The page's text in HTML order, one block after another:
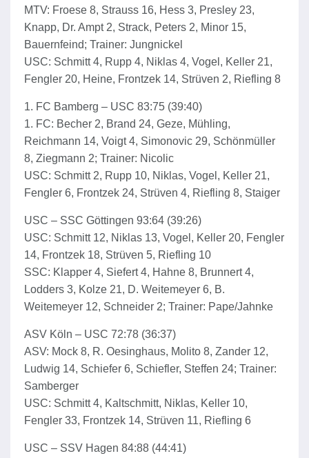
MTV: Froese 8, Strauss 16, Hess 3, Presley 23,
Knapp, Dr. Ampt 2, Strack, Peters 2, Minor 15,
Bauernfeind; Trainer: Jungnickel
USC: Schmitt 4, Rupp 4, Niklas 4, Vogel, Keller 21,
Fengler 20, Heine, Frontzek 14, Strüven 2, Riefling 8
1. FC Bamberg – USC 83:75 (39:40)
1. FC: Becher 2, Brand 24, Geze, Mühling,
Reichmann 14, Voigt 4, Simonovic 29, Schönmüller
8, Ziegmann 2; Trainer: Nicolic
USC: Schmitt 2, Rupp 10, Niklas, Vogel, Keller 21,
Fengler 6, Frontzek 24, Strüven 4, Riefling 8, Staiger
USC – SSC Göttingen 93:64 (39:26)
USC: Schmitt 12, Niklas 13, Vogel, Keller 20, Fengler
14, Frontzek 18, Strüven 5, Riefling 10
SSC: Klapper 4, Siefert 4, Hahne 8, Brunnert 4,
Lodders 3, Kolze 21, D. Weitemeyer 6, B.
Weitemeyer 12, Schneider 2; Trainer: Pape/Jahnke
ASV Köln – USC 72:78 (36:37)
ASV: Mock 8, R. Oesinghaus, Molito 8, Zander 12,
Ludwig 14, Schiefer 6, Schiefler, Steffen 24; Trainer:
Samberger
USC: Schmitt 4, Kaltschmitt, Niklas, Keller 10,
Fengler 33, Frontzek 14, Strüven 11, Riefling 6
USC – SSV Hagen 84:88 (44:41)